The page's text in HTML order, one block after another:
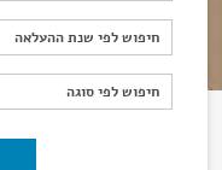
חיפוש לפי שנת ההעלאה
חיפוש לפי שנת ההעלאה
חיפוש לפי סוגה
חיפוש לפי סוגה